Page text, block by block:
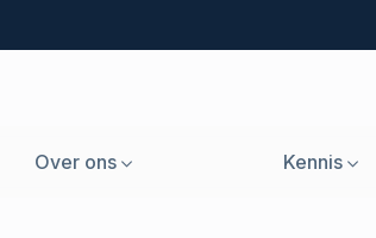
Over ons Kennis